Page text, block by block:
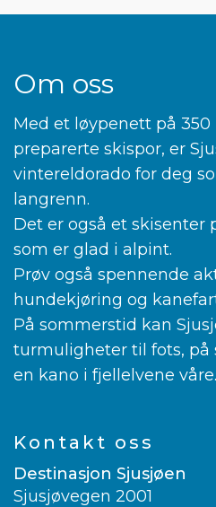
Om oss
Med et løypenett på
preparerte skispor, er
vintereldorado for deg
langrenn.
Det er også et skisenter
som er glad i alpint.
Prøv også spennende
hundekjøring og
På sommerstid kan
turmuligheter til fots, på
en kano i fjellelvene våre.
Kontakt oss
Destinasjon Sjusjøen
Sjusjøvegen 2001